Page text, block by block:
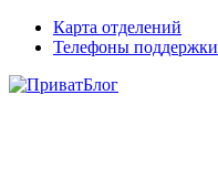
Карта отделений
Телефоны поддержки